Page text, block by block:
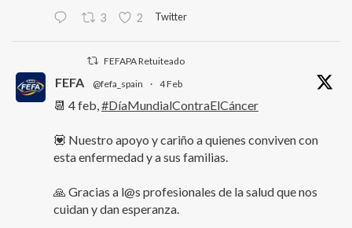
3 2 Twitter
FEFAPA Retuiteado
FEFA @fefa_spain · 4 Feb
📆 4 feb,#DíaMundialContraElCáncer
💟 Nuestro apoyo y cariño a quienes conviven con
esta enfermedad y a sus familias.
🙏 Gracias a l@s profesionales de la salud que nos
cuidan y dan esperanza.